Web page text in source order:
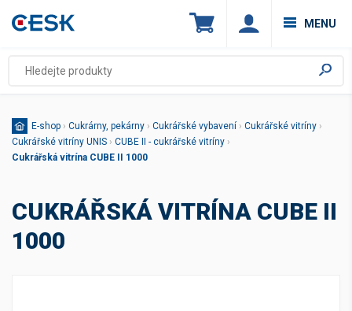
MENU
E-shop › Cukrárny, pekárny › Cukrářské vybavení › Cukrářské vitríny ›
Cukrářské vitríny UNIS › CUBE II - cukrářské vitríny ›
Cukrářská vitrína CUBE II 1000
CUKRÁŘSKÁ VITRÍNA CUBE II
1000